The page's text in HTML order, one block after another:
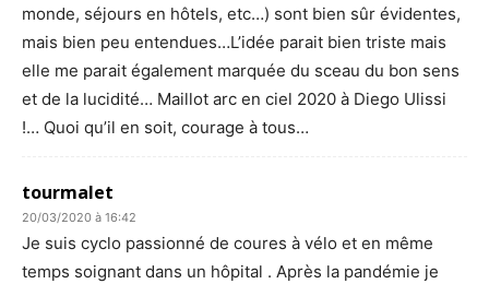
monde, séjours en hôtels, etc…) sont bien sûr évidentes,
mais bien peu entendues…L’idée parait bien triste mais
elle me parait également marquée du sceau du bon sens
et de la lucidité… Maillot arc en ciel 2020 à Diego Ulissi
!… Quoi qu’il en soit, courage à tous…
tourmalet
20/03/2020 à 16:42
Je suis cyclo passionné de coures à vélo et en même
temps soignant dans un hôpital . Après la pandémie je